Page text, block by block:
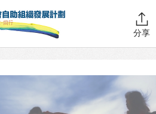
分享